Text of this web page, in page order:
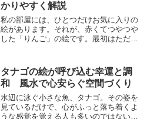
かりやすく解説
私の部屋には、ひとつだけお気に入りの
絵があります。それが、赤くてつやつや
した「りんご」の絵です。最初はただ
りんごの絵には風水的な意味があると知
りました。それ以来、ただの...
タナゴの絵が呼び込む幸運と調
和 風水で心安らぐ空間づくり
水辺に泳ぐ小さな魚、タナゴ。その姿を
見ているだけで、心がふっと落ち着くよ
うな感覚を覚える人も多いのではないで